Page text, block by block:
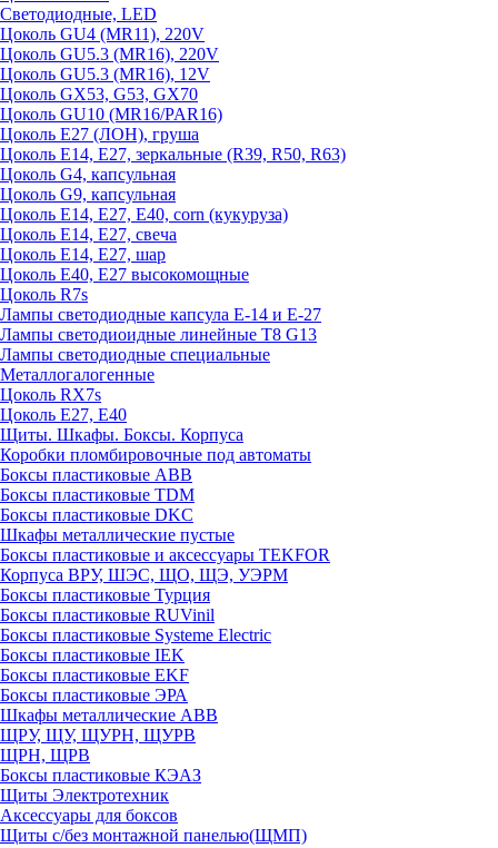
Светодиодные, LED
Цоколь GU4 (MR11), 220V
Цоколь GU5.3 (MR16), 220V
Цоколь GU5.3 (MR16), 12V
Цоколь GX53, G53, GX70
Цоколь GU10 (MR16/PAR16)
Цоколь Е27 (ЛОН), груша
Цоколь Е14, Е27, зеркальные (R39, R50, R63)
Цоколь G4, капсульная
Цоколь G9, капсульная
Цоколь Е14, Е27, Е40, corn (кукуруза)
Цоколь Е14, Е27, свеча
Цоколь Е14, Е27, шар
Цоколь Е40, Е27 высокомощные
Цоколь R7s
Лампы светодиодные капсула Е-14 и Е-27
Лампы светодиоидные линейные T8 G13
Лампы светодиодные специальные
Металлогалогенные
Цоколь RX7s
Цоколь Е27, E40
Щиты. Шкафы. Боксы. Корпуса
Коробки пломбировочные под автоматы
Боксы пластиковые ABB
Боксы пластиковые TDM
Боксы пластиковые DKC
Шкафы металлические пустые
Боксы пластиковые и аксессуары TEKFOR
Корпуса ВРУ, ШЭС, ЩО, ЩЭ, УЭРМ
Боксы пластиковые Турция
Боксы пластиковые RUVinil
Боксы пластиковые Systeme Electric
Боксы пластиковые IEK
Боксы пластиковые EKF
Боксы пластиковые ЭРА
Шкафы металлические ABB
ЩРУ, ЩУ, ЩУРН, ЩУРВ
ЩРН, ЩРВ
Боксы пластиковые КЭАЗ
Щиты Электротехник
Аксессуары для боксов
Щиты с/без монтажной панелью(ЩМП)